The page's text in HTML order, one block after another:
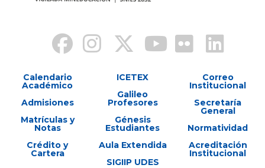
Calendario
Académico
Admisiones
Matrículas y
Notas
Crédito y
Cartera
ICETEX
Galileo
Profesores
Génesis
Estudiantes
Aula Extendida
SIGIIP UDES
Correo
Institucional
Secretaría
General
Normatividad
Acreditación
Institucional